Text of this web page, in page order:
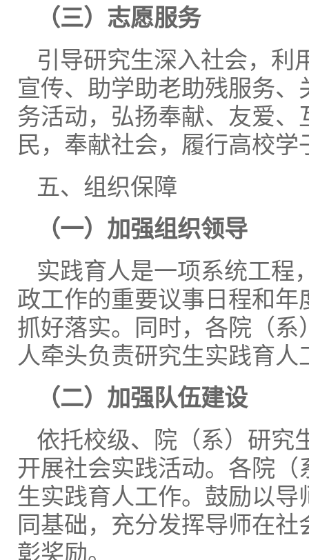
（三）志愿服务
引导研究生深入社会，利
宣传、助学助老助残服务
务活动，弘扬奉献、友爱
民，奉献社会，履行高校
五、组织保障
（一）加强组织领导
实践育人是一项系统工程
政工作的重要议事日程和
抓好落实。同时，各院（
人牵头负责研究生实践育人
（二）加强队伍建设
依托校级、院（系）研究
开展社会实践活动。各院
生实践育人工作。鼓励以
同基础，充分发挥导师在
彰奖励。